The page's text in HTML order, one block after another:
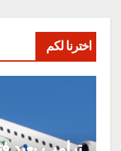
اخترنا لكم